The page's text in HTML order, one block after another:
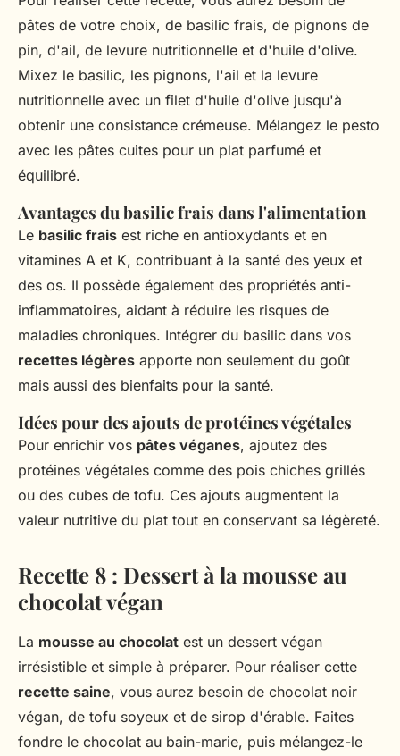
pâtes de votre choix, de basilic frais, de pignons de
pin, d'ail, de levure nutritionnelle et d'huile d'olive.
Mixez le basilic, les pignons, l'ail et la levure
nutritionnelle avec un filet d'huile d'olive jusqu'à
obtenir une consistance crémeuse. Mélangez le pesto
avec les pâtes cuites pour un plat parfumé et
équilibré.
Avantages du basilic frais dans l'alimentation
Le basilic frais est riche en antioxydants et en
vitamines A et K, contribuant à la santé des yeux et
des os. Il possède également des propriétés anti-
inflammatoires, aidant à réduire les risques de
maladies chroniques. Intégrer du basilic dans vos
recettes légères apporte non seulement du goût
mais aussi des bienfaits pour la santé.
Idées pour des ajouts de protéines végétales
Pour enrichir vos pâtes véganes, ajoutez des
protéines végétales comme des pois chiches grillés
ou des cubes de tofu. Ces ajouts augmentent la
valeur nutritive du plat tout en conservant sa légèreté.
Recette 8 : Dessert à la mousse au
chocolat végan
La mousse au chocolat est un dessert végan
irrésistible et simple à préparer. Pour réaliser cette
recette saine, vous aurez besoin de chocolat noir
végan, de tofu soyeux et de sirop d'érable. Faites
fondre le chocolat au bain-marie, puis mélangez-le